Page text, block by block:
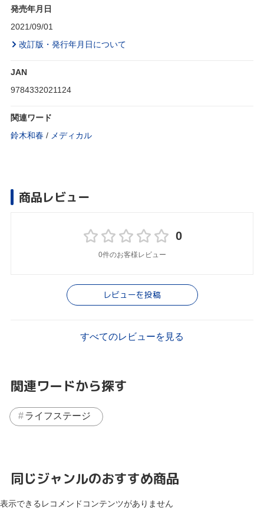
発売年月日
2021/09/01
改訂版・発行年月日について
JAN
9784332021124
関連ワード
鈴木和春 / メディカル
商品レビュー
0
0件のお客様レビュー
レビューを投稿
すべてのレビューを見る
関連ワードから探す
ライフステージ
同じジャンルのおすすめ商品
表示できるレコメンドコンテンツがありません